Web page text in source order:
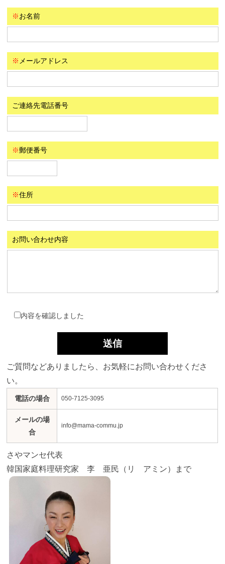
※お名前
※ メールアドレス
ご連絡先電話番号
※郵便番号
※住所
お問い合わせ内容
内容を確認しました
ご質問などありましたら、お気軽にお問い合わせくださ
い。
電話の場合 050-7125-3095
メールの場
合
info@mama-commu.jp
さやマンセ代表
韓国家庭料理研究家 李 亜民（リ アミン）まで